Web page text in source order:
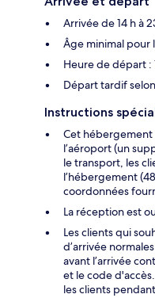
Arrivée de 14 h à
Âge minimal pour
Heure de départ :
Départ tardif
Instructions
Cet hébergement
l’aéroport (un
le transport, les
l’hébergement
coordonnées
La réception est
Les clients qui
d’arrivée
avant l’arrivée
et le code
les clients